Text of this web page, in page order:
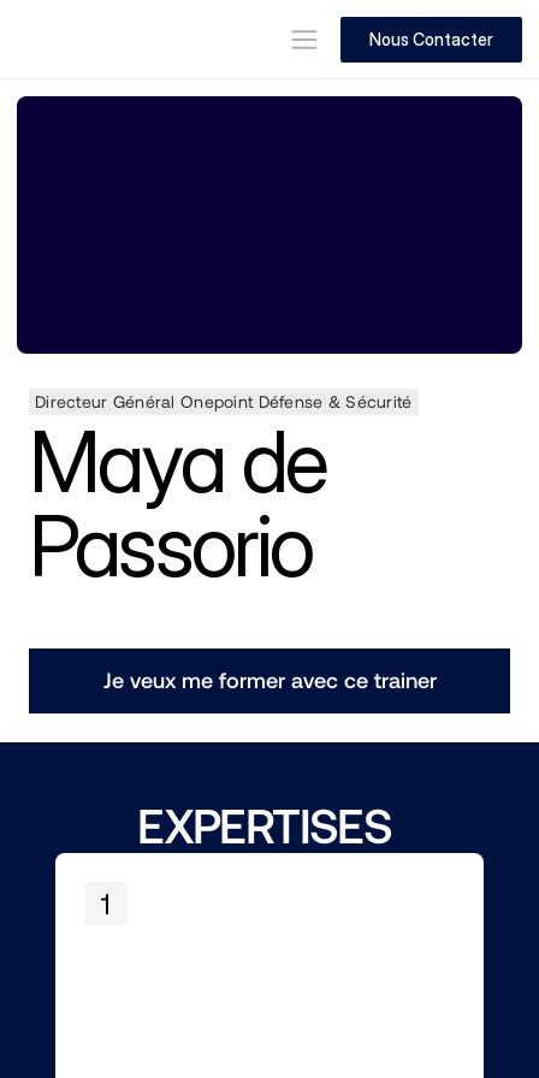
Nous Contacter
Directeur Général Onepoint Défense & Sécurité
Maya de
Passorio
Je veux me former avec ce trainer
EXPERTISES
1